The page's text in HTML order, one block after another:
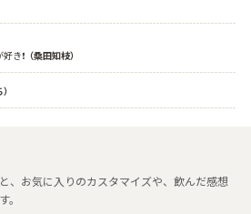
き❗ （桑田知枝）
、お気に入りのカスタマイズや、飲んだ感想